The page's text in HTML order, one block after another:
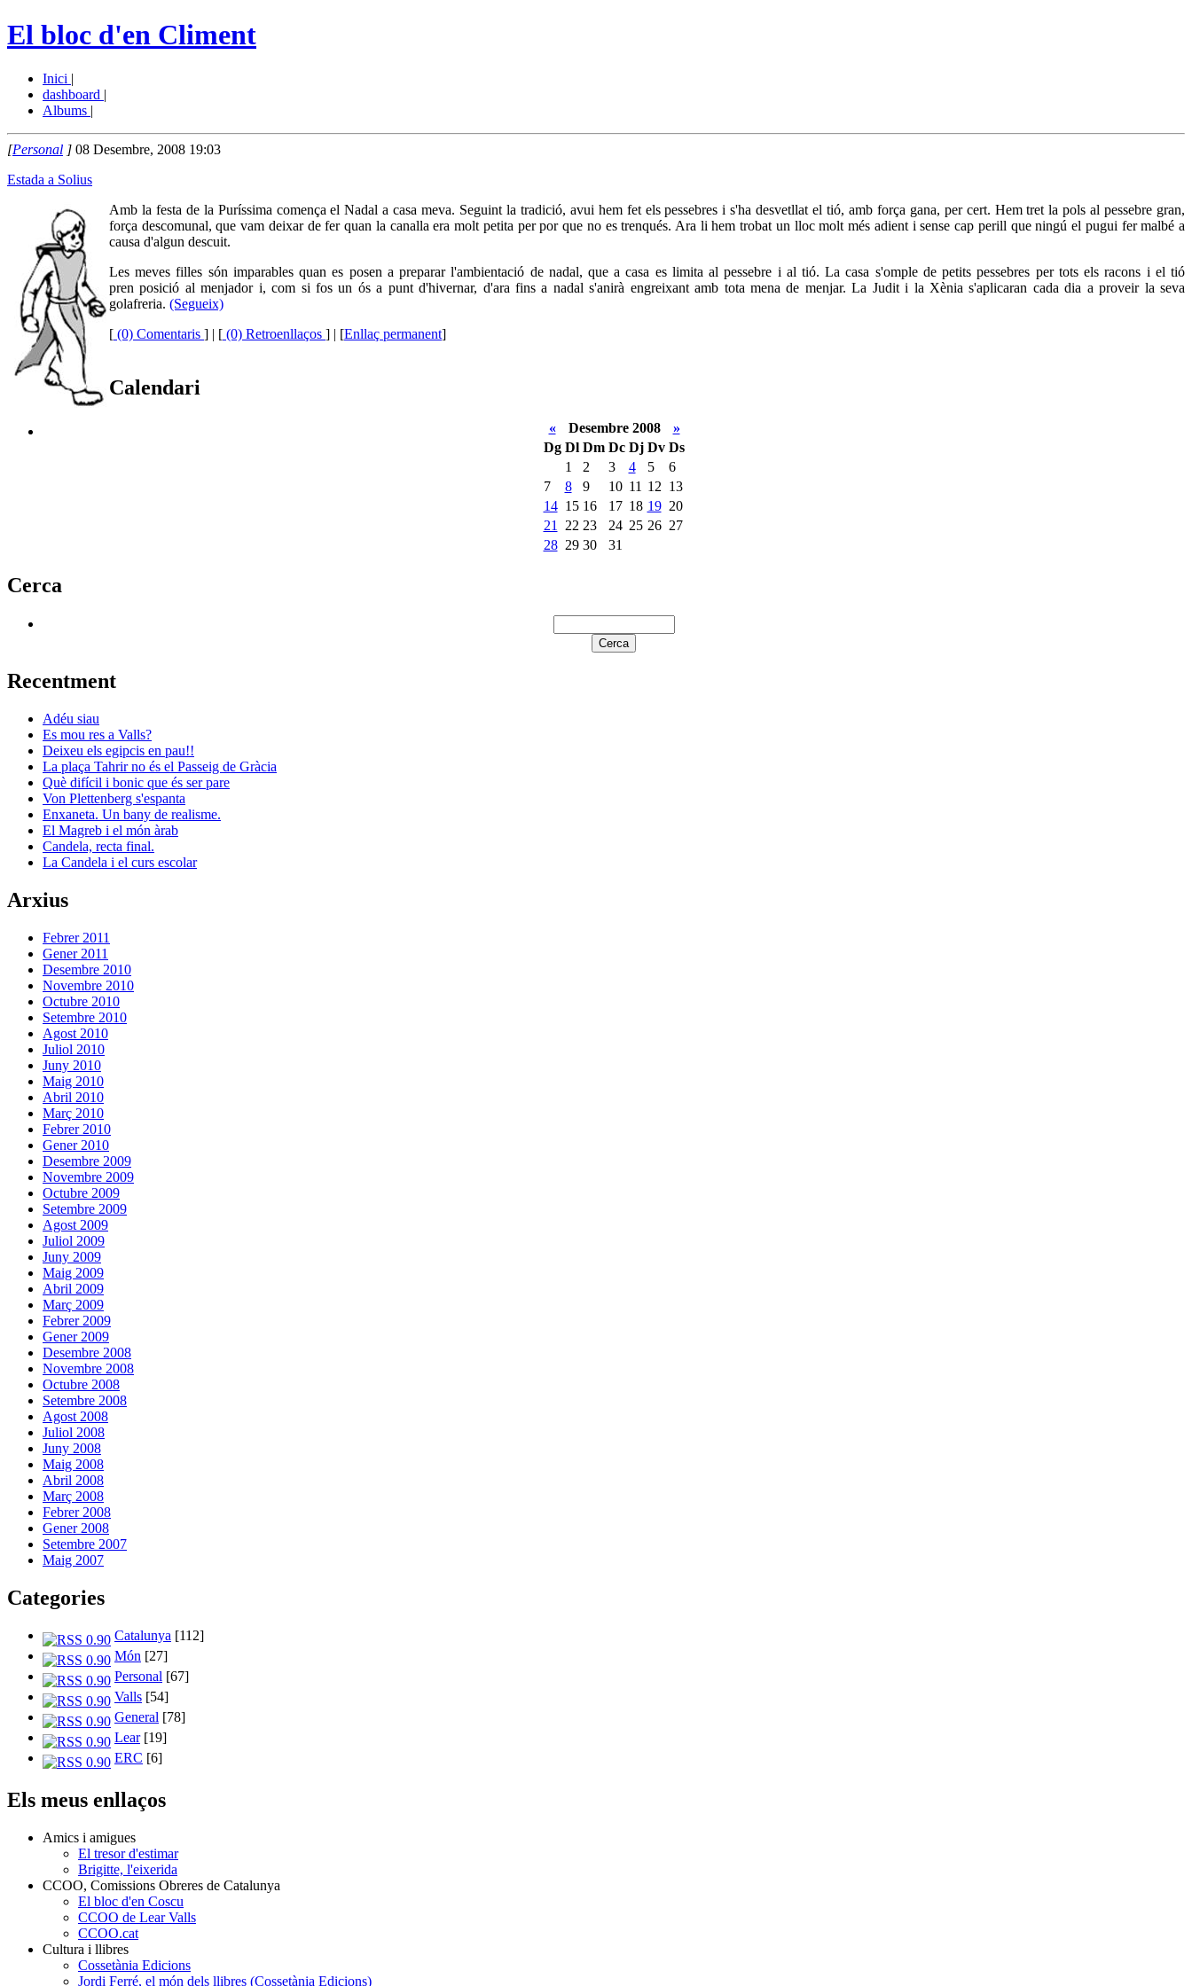
El bloc d'en Climent
Inici |
dashboard |
Albums |
[Personal ] 08 Desembre, 2008 19:03
Estada a Solius
Amb la festa de la Puríssima comença el Nadal a casa meva. Seguint la tradició, avui hem fet els pessebres i s'ha desvetllat el tió, amb força gana, per cert. Hem tret la pols al pessebre gran,
força descomunal, que vam deixar de fer quan la canalla era molt petita per por que no es trenqués. Ara li hem trobat un lloc molt més adient i sense cap perill que ningú el pugui fer malbé a
causa d'algun descuit.
Les meves filles són imparables quan es posen a preparar l'ambientació de nadal, que a casa es limita al pessebre i al tió. La casa s'omple de petits pessebres per tots els racons i el tió
pren posició al menjador i, com si fos un ós a punt d'hivernar, d'ara fins a nadal s'anirà engreixant amb tota mena de menjar. La Judit i la Xènia s'aplicaran cada dia a proveir la seva
golafreria. (Segueix)
[ (0) Comentaris ] | [ (0) Retroenllaços ] | [Enllaç permanent]
Calendari
« Desembre 2008
»
Dg Dl Dm Dc Dj Dv Ds
1
2 3 4 5
6
7
8 9 10 11 12 13
14 15 16 17 18 19 20
21
22 23 24 25 26 27
28 29 30 31
Cerca
Recentment
Adéu siau
Es mou res a Valls?
Deixeu els egipcis en pau!!
La plaça Tahrir no és el Passeig de Gràcia
Què difícil i bonic que és ser pare
Von Plettenberg s'espanta
Enxaneta. Un bany de realisme.
El Magreb i el món àrab
Candela, recta final.
La Candela i el curs escolar
Arxius
Febrer 2011
Gener 2011
Desembre 2010
Novembre 2010
Octubre 2010
Setembre 2010
Agost 2010
Juliol 2010
Juny 2010
Maig 2010
Abril 2010
Març 2010
Febrer 2010
Gener 2010
Desembre 2009
Novembre 2009
Octubre 2009
Setembre 2009
Agost 2009
Juliol 2009
Juny 2009
Maig 2009
Abril 2009
Març 2009
Febrer 2009
Gener 2009
Desembre 2008
Novembre 2008
Octubre 2008
Setembre 2008
Agost 2008
Juliol 2008
Juny 2008
Maig 2008
Abril 2008
Març 2008
Febrer 2008
Gener 2008
Setembre 2007
Maig 2007
Categories
Catalunya [112]
Món [27]
Personal [67]
Valls [54]
General [78]
Lear[19]
ERC [6]
Els meus enllaços
Amics i amigues
El tresor d'estimar
Brigitte, l'eixerida
CCOO, Comissions Obreres de Catalunya
El bloc d'en Coscu
CCOO de Lear Valls
CCOO.cat
Cultura i llibres
Cossetània Edicions
Jordi Ferré, el món dels llibres (Cossetània Edicions)